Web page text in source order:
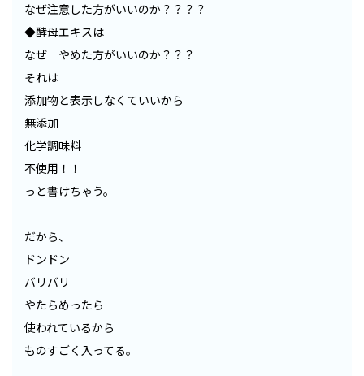
なぜ注意した方がいいのか？？？？
◆酵母エキスは
なぜ やめた方がいいのか？？？
それは
添加物と表示しなくていいから
無添加
化学調味料
不使用！！
っと書けちゃう。
だから、
ドンドン
バリバリ
やたらめったら
使われているから
ものすごく入ってる。